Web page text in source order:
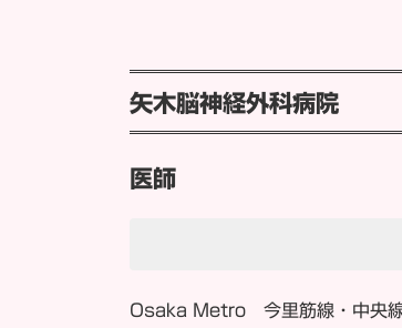
矢木脳神経外科病院
医師
Osaka Metro 今里筋線・中央